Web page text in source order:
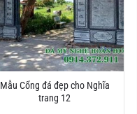
Mẫu Cổng đá đẹp cho Nghĩa
trang 12